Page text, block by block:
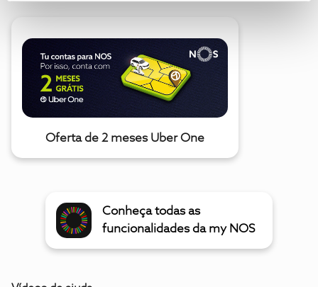
Oferta de 2 meses Uber One
Conheça todas as
funcionalidades da my NOS